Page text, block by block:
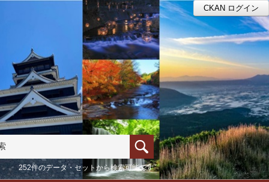
CKAN ログイン
252件のデータ・セットから検索可能です